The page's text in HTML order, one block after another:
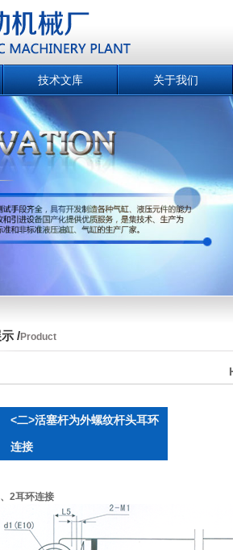
技术文库 关于我们
/Product
<二>活塞杆为外螺纹杆头耳环
连接
2耳环连接